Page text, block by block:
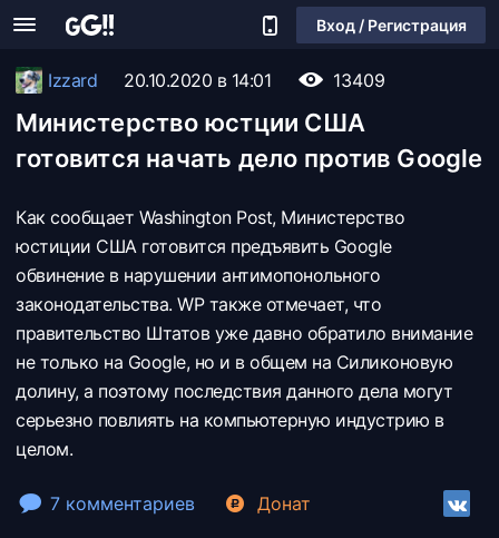
Вход / Регистрация
Izzard 20.10.2020 в 14:01 13409
Министерство юстции США
готовится начать дело против Google
Как сообщает Washington Post, Министерство
юстиции США готовится предъявить Google
обвинение в нарушении антимопонольного
законодательства. WP также отмечает, что
правительство Штатов уже давно обратило внимание
не только на Google, но и в общем на Силиконовую
долину, а поэтому последствия данного дела могут
серьезно повлиять на компьютерную индустрию в
целом.
7 комментариев Донат